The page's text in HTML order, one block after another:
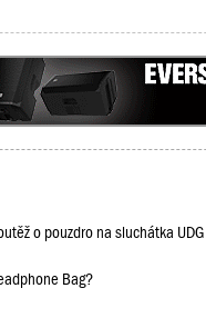
o pouzdro na sluchátka
Bag?